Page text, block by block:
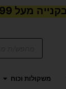
מעל ₪199
Products
משקולות וכוח